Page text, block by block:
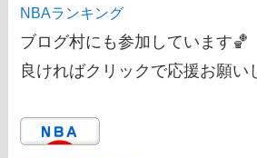
NBAランキング
ブログ村にも参加しています🏀
良ければクリックで応援お願い